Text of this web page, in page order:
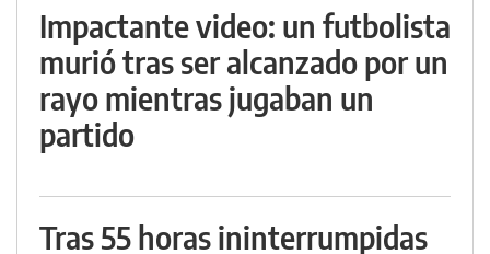
Impactante video: un futbolista
murió tras ser alcanzado por un
rayo mientras jugaban un
partido
Tras 55 horas ininterrumpidas